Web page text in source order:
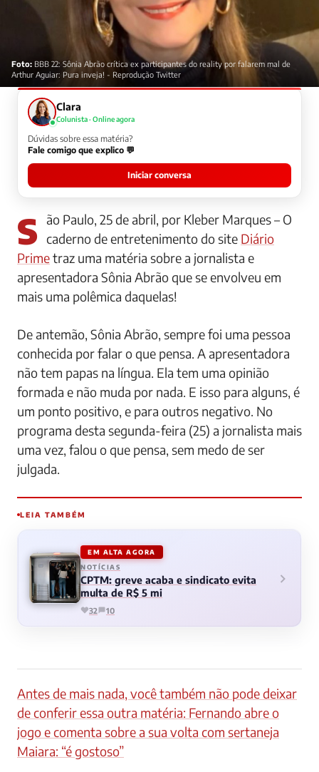
Foto: BBB 22: Sônia Abrão crítica ex participantes do reality por falarem mal de
Arthur Aguiar: Pura inveja! - Reprodução Twitter
Clara
Colunista · Online agora
Dúvidas sobre essa matéria?
Fale comigo que explico 💬
Iniciar conversa
São Paulo, 25 de abril, por Kleber Marques – O caderno de entretenimento do site Diário
Primetraz uma matéria sobre a jornalista e
apresentadora Sônia Abrão que se envolveu em
mais uma polêmica daquelas!
De antemão, Sônia Abrão, sempre foi uma pessoa
conhecida por falar o que pensa. A apresentadora
não tem papas na língua. Ela tem uma opinião
formada e não muda por nada. E isso para alguns, é
um ponto positivo, e para outros negativo. No
programa desta segunda-feira (25) a jornalista mais
uma vez, falou o que pensa, sem medo de ser
julgada.
LEIA TAMBÉM
EM ALTA AGORA
NOTÍCIAS
CPTM: greve acaba e sindicato evita
multa de R$ 5 mi
32 10
Antes de mais nada, você também não pode deixar
de conferir essa outra matéria: Fernando abre o
jogo e comenta sobre a sua volta com sertaneja
Maiara: “é gostoso”